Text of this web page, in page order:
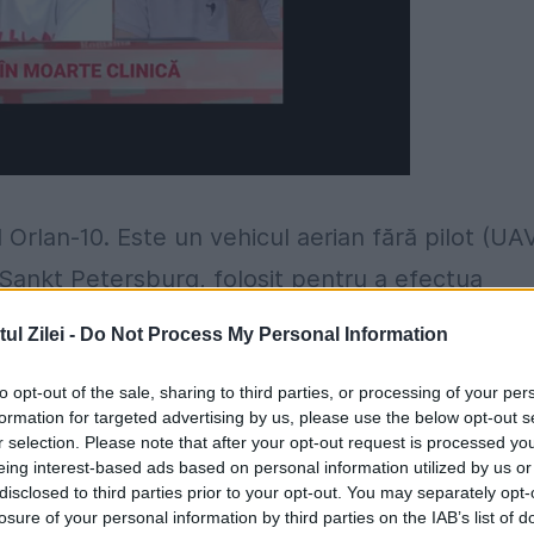
Zilei - Do Not Process My Personal Information
opt-out of the sale, sharing to third parties, or processing of your
for targeted advertising by us, please use the below opt-out
selection. Please note that after your opt-out request is processed
interest-based ads based on personal information utilized by us
to third parties prior to your opt-out. You may separately
of your personal information by third parties on the IAB’s list of
10. Este un vehicul aerian fără pilot
Petersburg, folosit pentru a efectua
pentru SAR și operațiuni de război ale
la prima examinare nu au fost găsite urme
putea să genereze panică. Se fac verificări
a ajuns acolo, nu era prevăzută cu cameră